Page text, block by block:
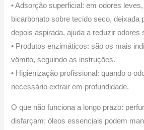
• Adsorção superficial: em odores
bicarbonato sobre tecido seco, deixada
depois aspirada, ajuda a reduzir odores
• Produtos enzimáticos: são os mais
vômito, seguindo as instruções.
• Higienização profissional: quando o
necessário extrair em profundidade.
O que não funciona a longo prazo:
disfarçam; óleos essenciais podem